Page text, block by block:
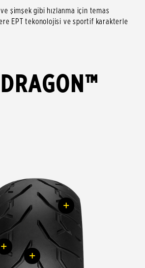
ve şimşek gibi hızlanma için temas
EPT tekonolojisi ve sportif karakterle
+
+
+